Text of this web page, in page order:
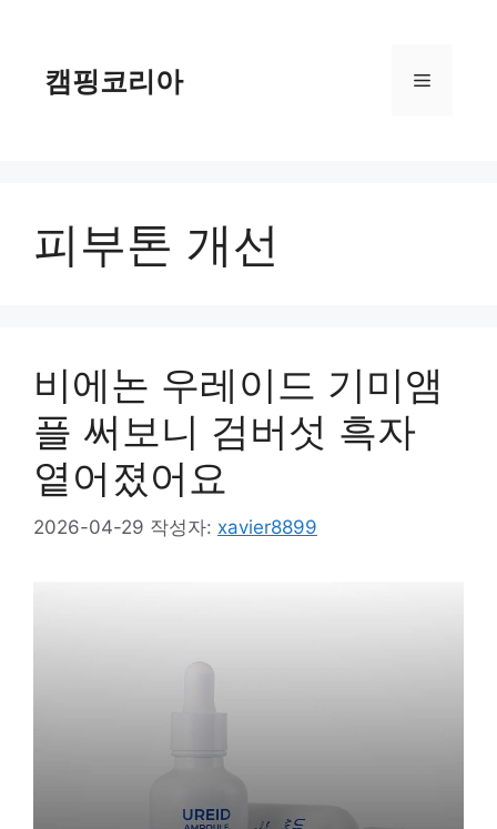
캠핑코리아 메
피부톤 개선
비에논 우레이드 기미앰
플 써보니 검버섯 흑자
옅어졌어요
2026-04-29 작성자: xavier8899